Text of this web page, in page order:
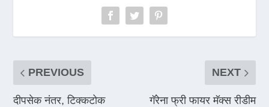
PREVIOUS
दीपसेक नंतर, टिक्कटोक
NEXT
गॅरेना फ्री फायर मॅक्स रीडीम